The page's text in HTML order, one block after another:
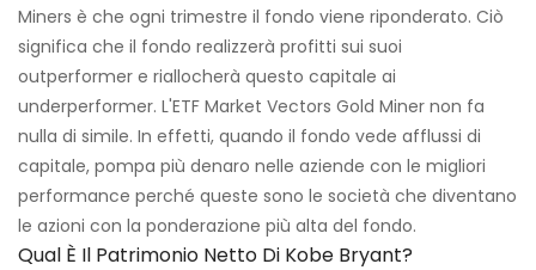
Miners è che ogni trimestre il fondo viene riponderato. Ciò
significa che il fondo realizzerà profitti sui suoi
outperformer e riallocherà questo capitale ai
underperformer. L'ETF Market Vectors Gold Miner non fa
nulla di simile. In effetti, quando il fondo vede afflussi di
capitale, pompa più denaro nelle aziende con le migliori
performance perché queste sono le società che diventano
le azioni con la ponderazione più alta del fondo.
Qual È Il Patrimonio Netto Di Kobe Bryant?